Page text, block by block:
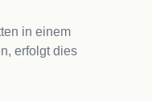
in einem
erfolgt dies